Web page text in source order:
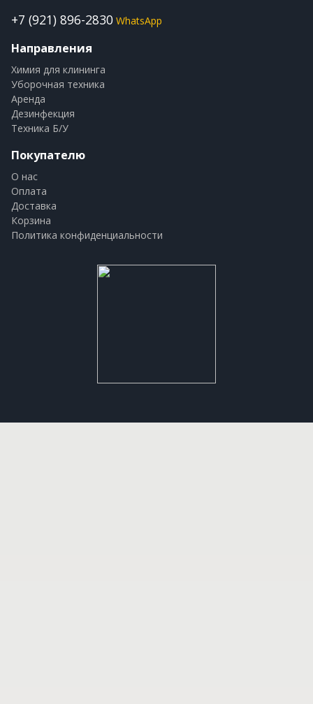
+7 (921) 896-2830 WhatsApp
Направления
Химия для клининга
Уборочная техника
Аренда
Дезинфекция
Техника Б/У
Покупателю
О нас
Оплата
Доставка
Корзина
Политика конфиденциальности